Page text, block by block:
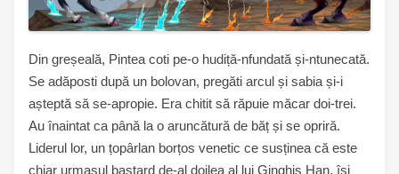
Din greșeală, Pintea coti pe-o hudiță-nfundată și-ntunecată.
Se adăposti după un bolovan, pregăti arcul și sabia și-i
așteptă să se-apropie. Era chitit să răpuie măcar doi-trei.
Au înaintat ca până la o aruncătură de băț și se opriră.
Liderul lor, un țopârlan borțos venetic ce susținea că este
chiar urmașul bastard de-al doilea al lui Ginghis Han, își